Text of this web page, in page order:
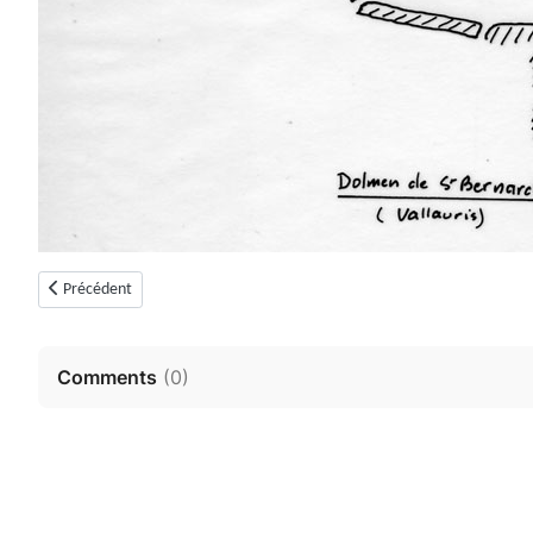
Article précédent : Dolmen de Colbas, Colle Basse I, ou de Bois D'Amon
Précédent
Comments (0)